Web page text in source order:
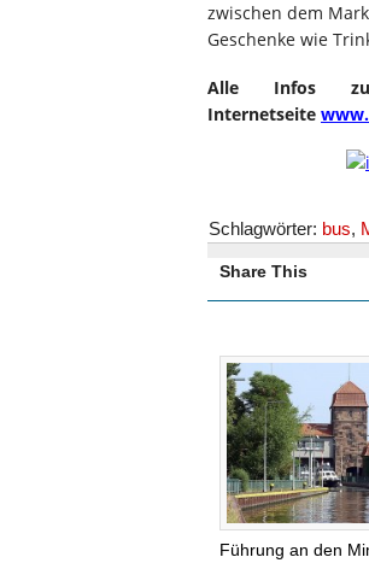
zwischen dem
Geschenke wie
Alle Infos
Internetseite
Schlagwörter: bus,
Share This
Führung an den